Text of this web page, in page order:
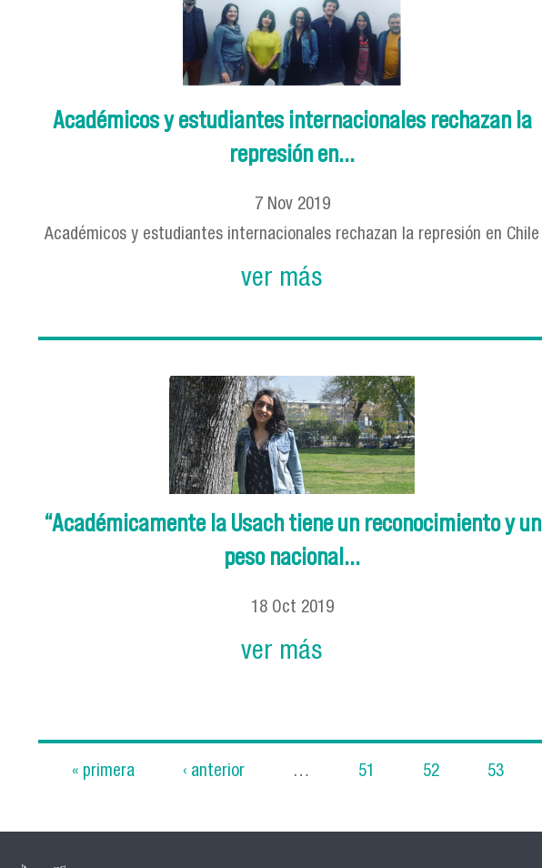
Académicos y estudiantes internacionales rechazan la
represión en...
7 Nov 2019
Académicos y estudiantes internacionales rechazan la represión en Chile
ver más
“Académicamente la Usach tiene un reconocimiento y un
peso nacional...
18 Oct 2019
ver más
« primera ‹ anterior … 51 52 53